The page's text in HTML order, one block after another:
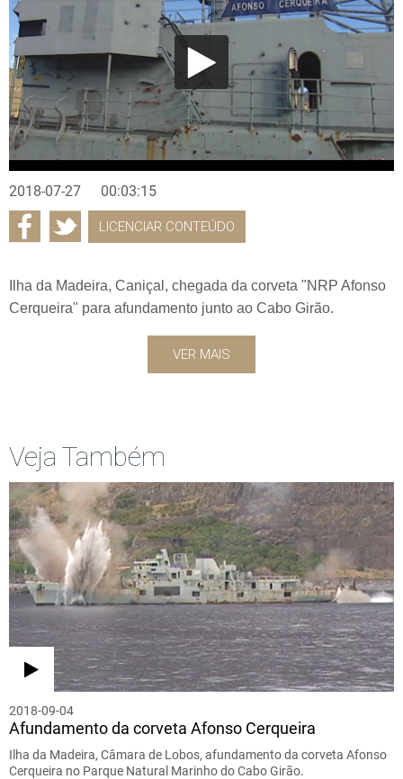
2018-07-27 00:03:15
LICENCIAR CONTEÚDO
Ilha da Madeira, Caniçal, chegada da corveta "NRP Afonso
Cerqueira" para afundamento junto ao Cabo Girão.
VER MAIS
Veja Também
2018-09-04
Afundamento da corveta Afonso Cerqueira
Ilha da Madeira, Câmara de Lobos, afundamento da corveta Afonso
Cerqueira no Parque Natural Marinho do Cabo Girão.